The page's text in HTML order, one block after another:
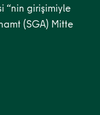
“nin girişimiyle
(SGA) Mitte